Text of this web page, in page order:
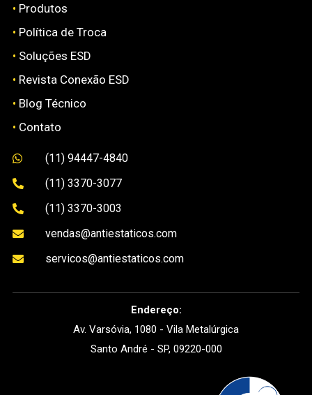
• Produtos
• Política de Troca
• Soluções ESD
• Revista Conexão ESD
• Blog Técnico
• Contato
 (11) 94447-4840
 (11) 3370-3077
 (11) 3370-3003
 vendas@antiestaticos.com
 servicos@antiestaticos.com
Endereço:
Av. Varsóvia, 1080 - Vila Metalúrgica
Santo André - SP, 09220-000